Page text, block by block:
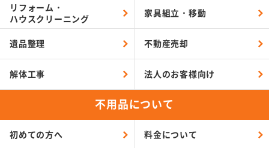
リフォーム・
ハウスクリーニング
家具組立・移動
遺品整理 不動産売却
解体工事 法人のお客様向け
不用品について
初めての方へ 料金について